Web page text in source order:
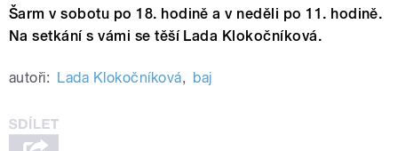
Šarm v sobotu po 18. hodině a v neděli po 11. hodině.
Na setkání s vámi se těší Lada Klokočníková.
autoři: Lada Klokočníková, baj